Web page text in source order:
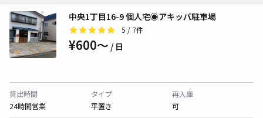
中央1丁目16-9 個人宅◉アキッパ駐車場
5 / 7件
¥600〜 / 日
貸出時間
24時間営業
タイプ
平置き
再入庫
可